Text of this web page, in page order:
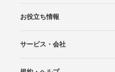
閲覧スタジオ
お気に入り
お役立ち情報
Wedding Photo マガジン
はじめてガイド
サービス・会社